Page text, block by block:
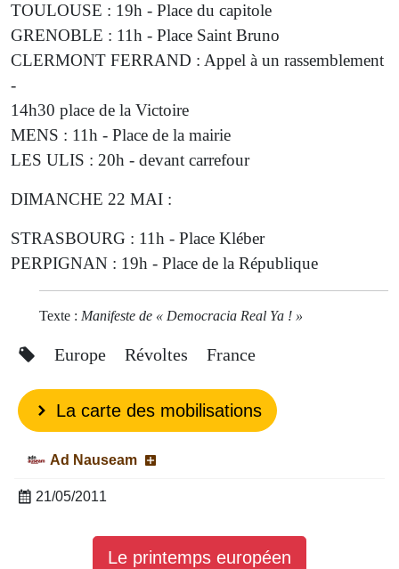
TOULOUSE : 19h - Place du capitole
GRENOBLE : 11h - Place Saint Bruno
CLERMONT FERRAND : Appel à un rassemblement
-
14h30 place de la Victoire
MENS : 11h - Place de la mairie
LES ULIS : 20h - devant carrefour
DIMANCHE 22 MAI :
STRASBOURG : 11h - Place Kléber
PERPIGNAN : 19h - Place de la République
Texte : Manifeste de « Democracia Real Ya ! »
Europe Révoltes France
La carte des mobilisations
Ad Nauseam
21/05/2011
Le printemps européen